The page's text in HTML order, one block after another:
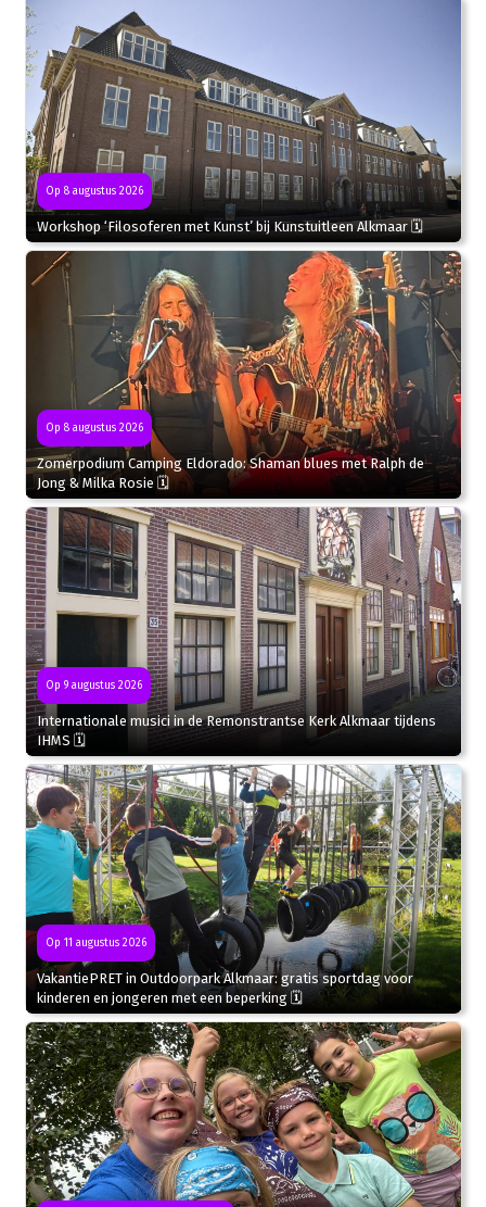
Op 8 augustus 2026
Workshop ‘Filosoferen met Kunst’ bij Kunstuitleen Alkmaar 🗓
Op 8 augustus 2026
Zomerpodium Camping Eldorado: Shaman blues met Ralph de
Jong & Milka Rosie 🗓
Op 9 augustus 2026
Internationale musici in de Remonstrantse Kerk Alkmaar tijdens
IHMS 🗓
Op 11 augustus 2026
VakantiePRET in Outdoorpark Alkmaar: gratis sportdag voor
kinderen en jongeren met een beperking 🗓